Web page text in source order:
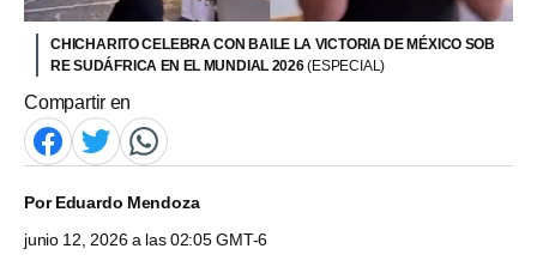
CHICHARITO CELEBRA CON BAILE LA VICTORIA DE MÉXICO SOB
RE SUDÁFRICA EN EL MUNDIAL 2026(ESPECIAL)
Compartir en
PorEduardo Mendoza
junio 12, 2026 a las 02:05 GMT-6